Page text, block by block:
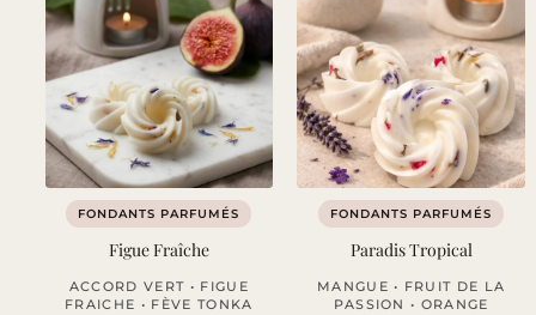
FONDANTS PARFUMÉS
Figue Fraîche
ACCORD VERT • FIGUE
FRAICHE • FÈVE TONKA
FONDANTS PARFUMÉS
Paradis Tropical
MANGUE • FRUIT DE LA
PASSION • ORANGE